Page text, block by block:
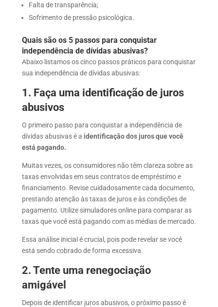
Falta de transparência;
Sofrimento de pressão psicológica.
Quais são os 5 passos para conquistar
independência de dívidas abusivas?
Abaixo listamos os cinco passos práticos para conquistar
sua independência de dívidas abusivas:
1. Faça uma identificação de juros
abusivos
O primeiro passo para conquistar a independência de
dívidas abusivas é a identificação dos juros quevocê
está pagando.
Muitas vezes, os consumidores não têm clareza sobre as
taxas envolvidas em seus contratos de empréstimo e
financiamento. Revise cuidadosamente cada documento,
prestando atenção às taxas de juros e às condições de
pagamento. Utilize simuladores online para comparar as
taxas que você está pagando com as médias de mercado.
Essa análise inicial é crucial, pois pode revelar se você
está sendo cobrado de forma excessiva.
2. Tente uma renegociação
amigável
Depois de identificar jurosabusivos, o próximo passo é